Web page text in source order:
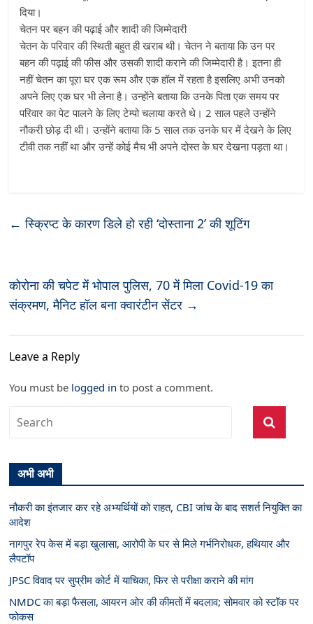
दिया।
चेतन पर बहन की पढ़ाई और शादी की जिम्मेदारी
चेतन के परिवार की स्थिती बहुत ही खराब थी। चेतन ने बताया कि उन पर
बहन की पढ़ाई की फीस और उसकी शादी कराने की जिम्मेदारी है। इतना ही
नहीं चेतन का पूरा घर एक रूम और एक हॉल में रहता है इसलिए अभी उनको
अपने लिए एक घर भी लेना है। उन्होंने बताया कि उनके पिता एक समय पर
परिवार का पेट पालने के लिए टेम्पो चलाया करते थे। 2 साल पहले उन्होंने
नौकरी छोड़ दी थी। उन्होंने बताया कि 5 साल तक उनके घर में देखने के लिए
टीवी तक नहीं था और उन्हें कोई मैच भी अपने दोस्त के घर देखना पड़ता था।
← स्क्रिप्ट के कारण डिले हो रही ‘दोस्ताना 2’ की शूटिंग
कोरोना की चपेट में भोपाल पुलिस, 70 में मिला Covid-19 का
संक्रमण, मैनिट हॉल बना क्वारंटीन सेंटर →
Leave a Reply
You must be logged in to post a comment.
अभी अभी
नौकरी का इंतजार कर रहे अभ्यर्थियों को राहत, CBI जांच के बाद सशर्त नियुक्ति का
आदेश
नागपुर रेप केस में बड़ा खुलासा, आरोपी के घर से मिले गर्भनिरोधक, हथियार और
लैपटॉप
JPSC विवाद पर सुप्रीम कोर्ट में याचिका, फिर से परीक्षा कराने की मांग
NMDC का बड़ा फैसला, आयरन ओर की कीमतों में बदलाव; सोमवार को स्टॉक पर
फोकस